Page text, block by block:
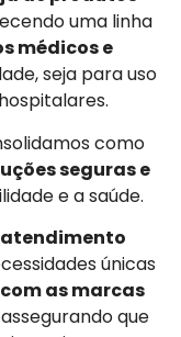
uma linha
médicos e
seja para uso
como
seguras e
e a saúde.
atendimento
únicas
as marcas
que